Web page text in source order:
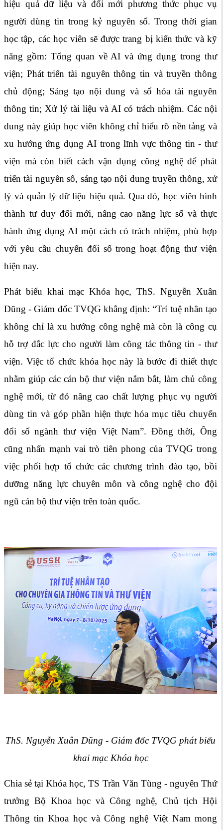
hiệu quả dữ liệu và đổi mới phương thức phục vụ
người dùng tin trong kỷ nguyên số. Trong thời gian
học tập, các học viên sẽ được trang bị kiến thức và kỹ
năng gồm: Tổng quan về AI và ứng dụng trong thư
viện; Phát triển tài nguyên thông tin và truyền thông
chủ động; Sáng tạo nội dung và số hóa tài nguyên
thông tin; Xử lý tài liệu và AI có trách nhiệm. Các nội
dung này giúp học viên không chỉ hiểu rõ nền tảng và
xu hướng ứng dụng AI trong lĩnh vực thông tin - thư
viện mà còn biết cách vận dụng công nghệ để phát
triển tài nguyên số, sáng tạo nội dung truyền thông, xử
lý và quản lý dữ liệu hiệu quả. Qua đó, học viên hình
thành tư duy đổi mới, nâng cao năng lực số và thực
hành ứng dụng AI một cách có trách nhiệm, phù hợp
với yêu cầu chuyển đổi số trong hoạt động thư viện
hiện nay.
Phát biểu khai mạc Khóa học, ThS. Nguyễn Xuân
Dũng - Giám đốc TVQG khẳng định: “Trí tuệ nhân tạo
không chỉ là xu hướng công nghệ mà còn là công cụ
hỗ trợ đắc lực cho người làm công tác thông tin - thư
viện. Việc tổ chức khóa học này là bước đi thiết thực
nhằm giúp các cán bộ thư viện nắm bắt, làm chủ công
nghệ mới, từ đó nâng cao chất lượng phục vụ người
dùng tin và góp phần hiện thực hóa mục tiêu chuyển
đổi số ngành thư viện Việt Nam”. Đồng thời, Ông
cũng nhấn mạnh vai trò tiên phong của TVQG trong
việc phối hợp tổ chức các chương trình đào tạo, bồi
dưỡng năng lực chuyên môn và công nghệ cho đội
ngũ cán bộ thư viện trên toàn quốc.
ThS. Nguyễn Xuân Dũng - Giám đốc TVQG phát biểu
khai mạc Khóa học
Chia sẻ tại Khóa học, TS Trần Văn Tùng - nguyên Thứ
trưởng Bộ Khoa học và Công nghệ, Chủ tịch Hội
Thông tin Khoa học và Công nghệ Việt Nam mong